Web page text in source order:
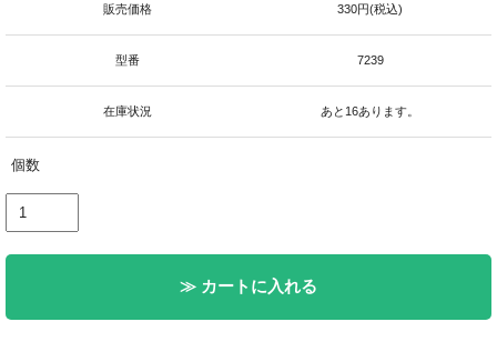
販売価格 330円(税込)
型番 7239
在庫状況 あと16あります。
個数
≫ カートに入れる